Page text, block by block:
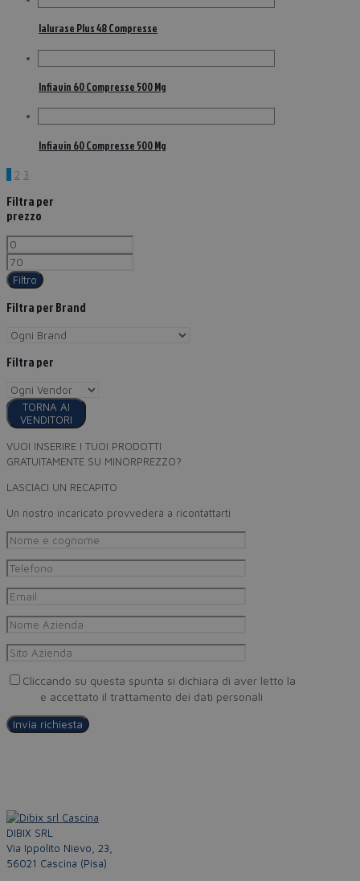
Ialurase Plus 48 Compresse
Infiavin 60 Compresse 500 Mg
Infiavin 60 Compresse 500 Mg
1 2 3
Filtra per
prezzo
Filtro
Filtra per Brand
Filtra per
TORNA AI
VENDITORI
VUOI INSERIRE I TUOI PRODOTTI
GRATUITAMENTE SU MINORPREZZO?
LASCIACI UN RECAPITO
Un nostro incaricato provvederà a ricontattarti
Cliccando su questa spunta si dichiara di aver letto la
e accettato il trattamento dei dati personali
DIBIX SRL
Via Ippolito Nievo, 23,
56021 Cascina (Pisa)